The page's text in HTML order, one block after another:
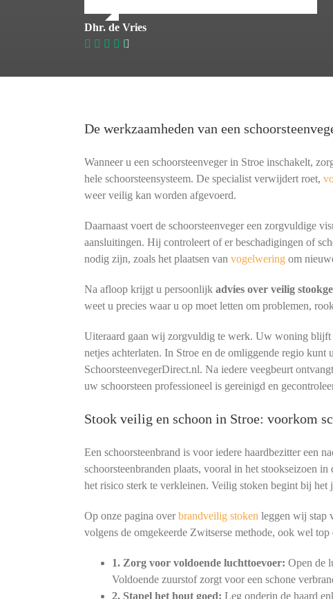
Dhr. de Vries
De werkzaamheden van een
Wanneer u een schoorsteenveger in Stroe inschakelt,
hele schoorsteensysteem. De specialist verwijdert roet,
weer veilig kan worden afgevoerd.
Daarnaast voert de schoorsteenveger een zorgvuldige
aansluitingen. Hij controleert of er beschadigingen of
nodig zijn, zoals het plaatsen van vogelweringom
Na afloop krijgt u persoonlijk advies over veilig
weet u precies waar u op moet letten om problemen,
Uiteraard gaan wij zorgvuldig te werk. Uw woning blijft
netjes achterlaten. In Stroe en de omliggende regio
SchoorsteenvegerDirect.nl. Na iedere veegbeurt
uw schoorsteen professioneel is gereinigd en
Stook veilig en schoon in Stroe: voorkom
Een schoorsteenbrand is voor iedere haardbezitter een
schoorsteenbranden plaats, vooral in het stookseizoen
het risico sterk te verkleinen. Veilig stoken begint bij
Op onze pagina overbrandveilig stoken leggen wij stap
volgens de omgekeerde Zwitserse methode, ook wel
1. Zorg voor voldoende luchttoevoer: Open de
Voldoende zuurstof zorgt voor een schone
2. Stapel het hout goed: Leg onderin de haard